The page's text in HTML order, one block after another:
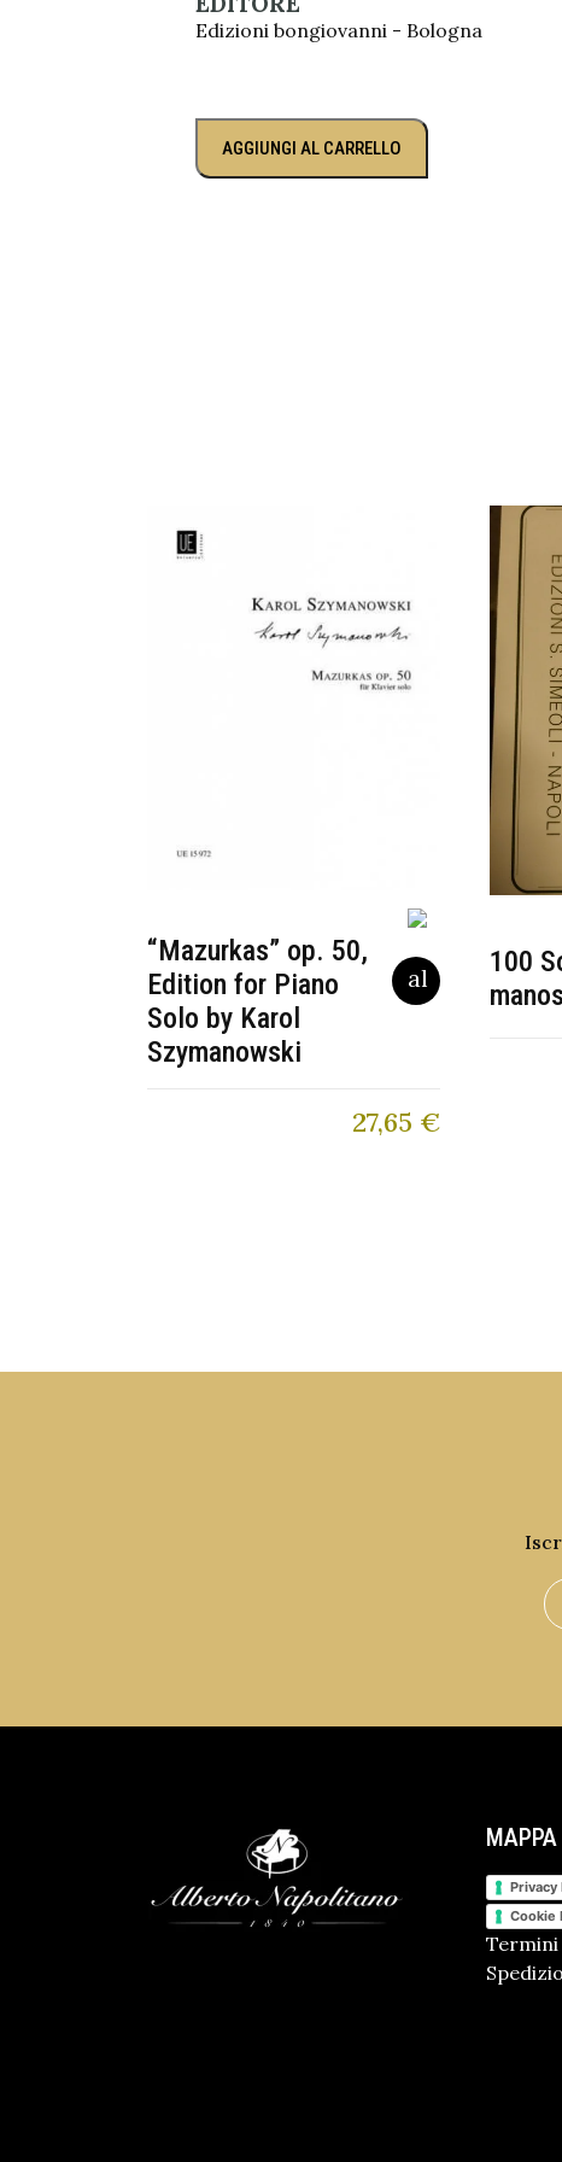
Edizioni bongiovanni - Bologna
AGGIUNGI AL CARRELLO
“Mazurkas” op. 50,
Edition for Piano
Solo by Karol
Szymanowski
27,65 €
100
Privacy
Cookie
Termini